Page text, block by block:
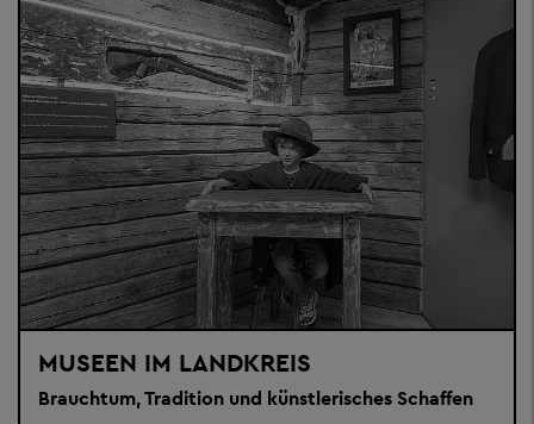
MUSEEN IM LANDKREIS
Brauchtum, Tradition und künstlerisches Schaffen